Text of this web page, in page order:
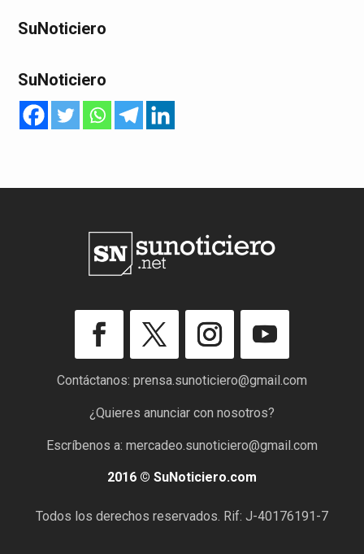
SuNoticiero
SuNoticiero
Contáctanos: prensa.sunoticiero@gmail.com
¿Quieres anunciar con nosotros?
Escríbenos a: mercadeo.sunoticiero@gmail.com
2016 © SuNoticiero.com
Todos los derechos reservados. Rif: J-40176191-7